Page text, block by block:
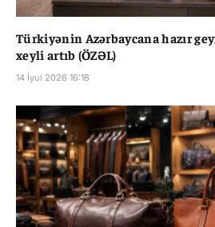
Türkiyənin Azərbaycana hazır
xeyli artıb (ÖZƏL)
14 İyul 2026 16:16